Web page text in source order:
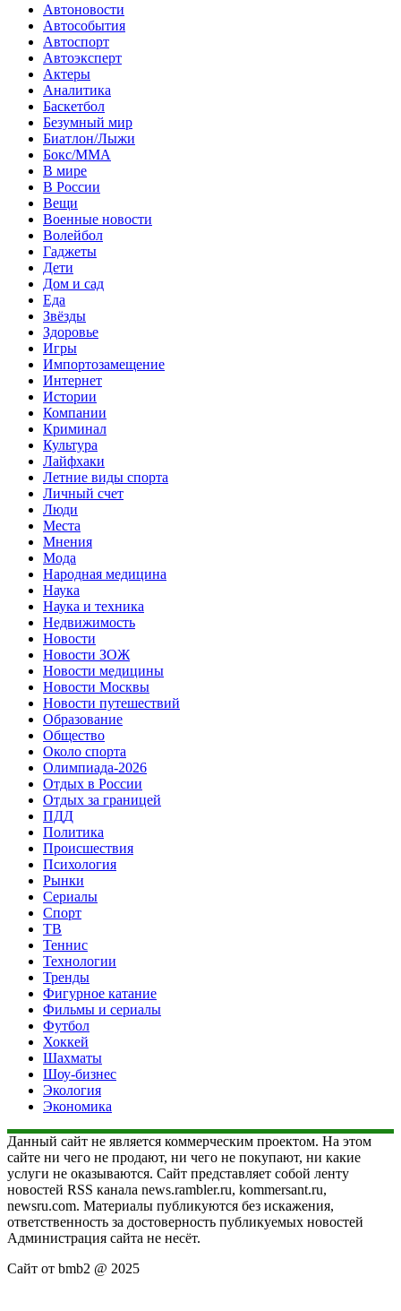
Автоновости
Автособытия
Автоспорт
Автоэксперт
Актеры
Аналитика
Баскетбол
Безумный мир
Биатлон/Лыжи
Бокс/MMA
В мире
В России
Вещи
Военные новости
Волейбол
Гаджеты
Дети
Дом и сад
Еда
Звёзды
Здоровье
Игры
Импортозамещение
Интернет
Истории
Компании
Криминал
Культура
Лайфхаки
Летние виды спорта
Личный счет
Люди
Места
Мнения
Мода
Народная медицина
Наука
Наука и техника
Недвижимость
Новости
Новости ЗОЖ
Новости медицины
Новости Москвы
Новости путешествий
Образование
Общество
Около спорта
Олимпиада-2026
Отдых в России
Отдых за границей
ПДД
Политика
Происшествия
Психология
Рынки
Сериалы
Спорт
ТВ
Теннис
Технологии
Тренды
Фигурное катание
Фильмы и сериалы
Футбол
Хоккей
Шахматы
Шоу-бизнес
Экология
Экономика
Данный сайт не является коммерческим проектом. На этом
сайте ни чего не продают, ни чего не покупают, ни какие
услуги не оказываются. Сайт представляет собой ленту
новостей RSS канала news.rambler.ru, kommersant.ru,
newsru.com. Материалы публикуются без искажения,
ответственность за достоверность публикуемых новостей
Администрация сайта не несёт.
Сайт от bmb2 @ 2025